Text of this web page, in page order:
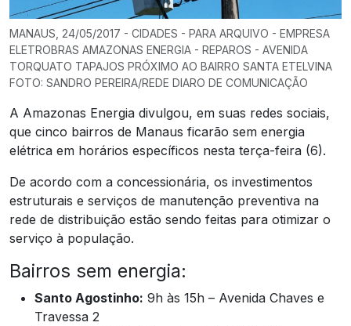
MANAUS, 24/05/2017 - CIDADES - PARA ARQUIVO - EMPRESA
ELETROBRAS AMAZONAS ENERGIA - REPAROS - AVENIDA
TORQUATO TAPAJOS PRÓXIMO AO BAIRRO SANTA ETELVINA
FOTO: SANDRO PEREIRA/REDE DIARO DE COMUNICAÇÃO
A Amazonas Energia divulgou, em suas redes sociais,
que cinco bairros de Manaus ficarão sem energia
elétrica em horários específicos nesta terça-feira (6).
De acordo com a concessionária, os investimentos
estruturais e serviços de manutenção preventiva na
rede de distribuição estão sendo feitas para otimizar o
serviço à população.
Bairros sem energia:
Santo Agostinho: 9h às 15h – Avenida Chaves e
Travessa 2